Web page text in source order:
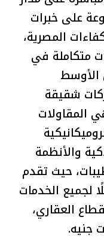
على خبرات
المصرية،
متكاملة في
الأوسط
وقمنا بتأسيس 6 شركات شقيقة
المقاولات
والأنظمة
حيث تقدم
لجميع الخدمات
العقاري،